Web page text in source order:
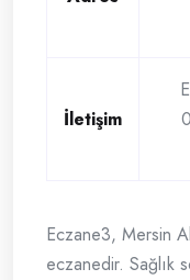
İletişim
Eczane3, Mersin
eczanedir. Sağlık